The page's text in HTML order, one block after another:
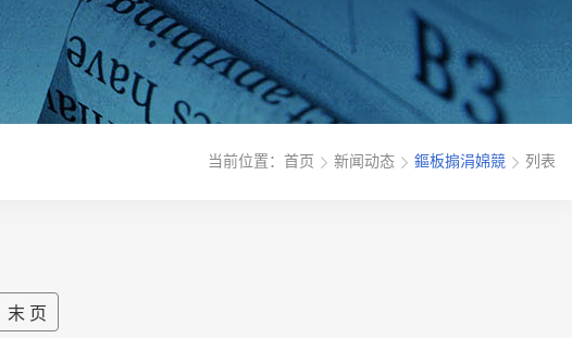
当前位置： 首页 新闻动态 鏂板搧涓婂競 列表